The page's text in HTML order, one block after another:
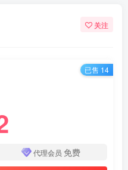
关注
代理会员 免费
已售 14